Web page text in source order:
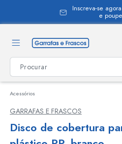
Inscreva-se
e
Acessórios
GARRAFAS E FRASCOS
Disco de cobertura